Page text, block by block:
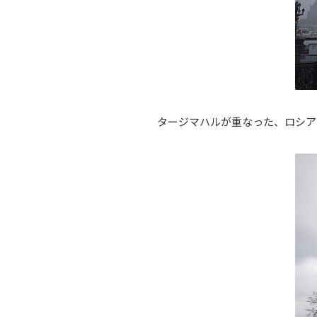
タージマハルが重なった、ロシ